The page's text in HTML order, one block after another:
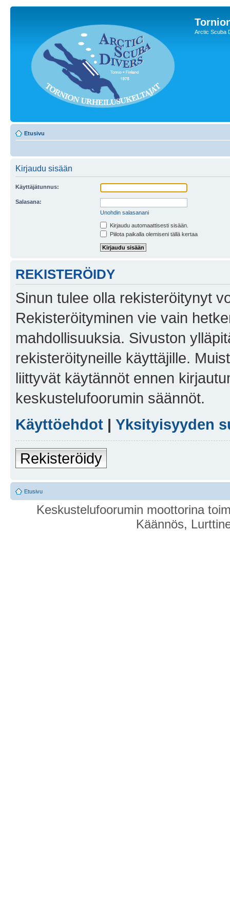
Arctic Scuba
Etusivu
Kirjaudu sisään
Käyttäjätunnus:
Salasana:
Unohdin salasanani
Kirjaudu automaattisesti sisään.
Piilota paikalla olemiseni tällä kertaa
REKISTERÖIDY
Sinun tulee olla rekisteröitynyt
Rekisteröityminen vie vain
mahdollisuuksia. Sivuston
rekisteröityneille käyttäjille.
liittyvät käytännöt ennen
keskustelufoorumin säännöt.
Käyttöehdot | Yksityisyyden
Rekisteröidy
Etusivu
Keskustelufoorumin moottorina
Käännös,